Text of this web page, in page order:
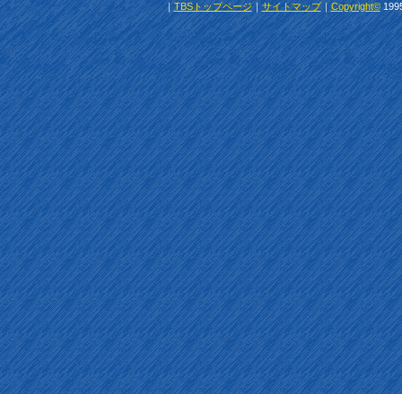
｜ TBSトップページ ｜ サイトマップ｜ Copyright©